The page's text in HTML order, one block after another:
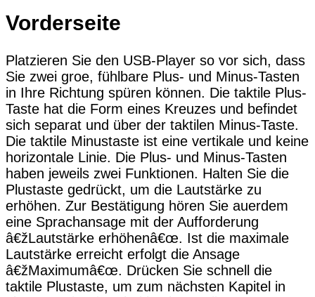
Vorderseite
Platzieren Sie den USB-Player so vor sich, dass
Sie zwei groe, fühlbare Plus- und Minus-Tasten
in Ihre Richtung spüren können. Die taktile Plus-
Taste hat die Form eines Kreuzes und befindet
sich separat und über der taktilen Minus-Taste.
Die taktile Minustaste ist eine vertikale und keine
horizontale Linie. Die Plus- und Minus-Tasten
haben jeweils zwei Funktionen. Halten Sie die
Plustaste gedrückt, um die Lautstärke zu
erhöhen. Zur Bestätigung hören Sie auerdem
eine Sprachansage mit der Aufforderung
â€žLautstärke erhöhenâ€œ. Ist die maximale
Lautstärke erreicht erfolgt die Ansage
â€žMaximumâ€œ. Drücken Sie schnell die
taktile Plustaste, um zum nächsten Kapitel in